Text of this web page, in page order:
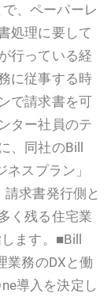
、ペーパーレ
処理に要して
行っている経
に従事する時
で請求書を可
ター社員のテ
、同社のBill
スプラン」
求書発行側と
く残る住宅業
ます。■Bill
業務のDXと働
導入を決定し